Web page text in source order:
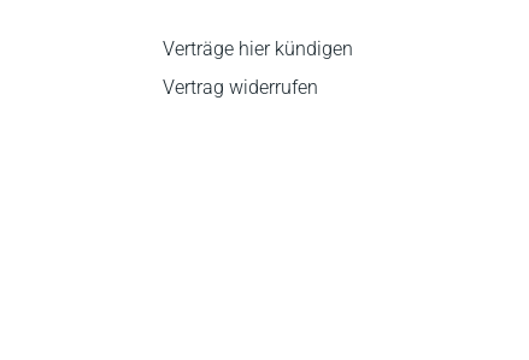
Verträge hier kündigen
Vertrag widerrufen